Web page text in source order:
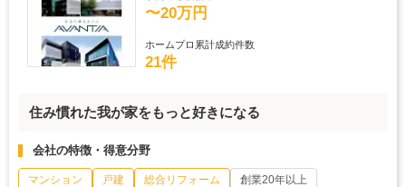
〜20万円
ホームプロ累計成約件数
21件
住み慣れた我が家をもっと好きになる
会社の特徴・得意分野
マンション 戸建 総合リフォーム
創業20年以上